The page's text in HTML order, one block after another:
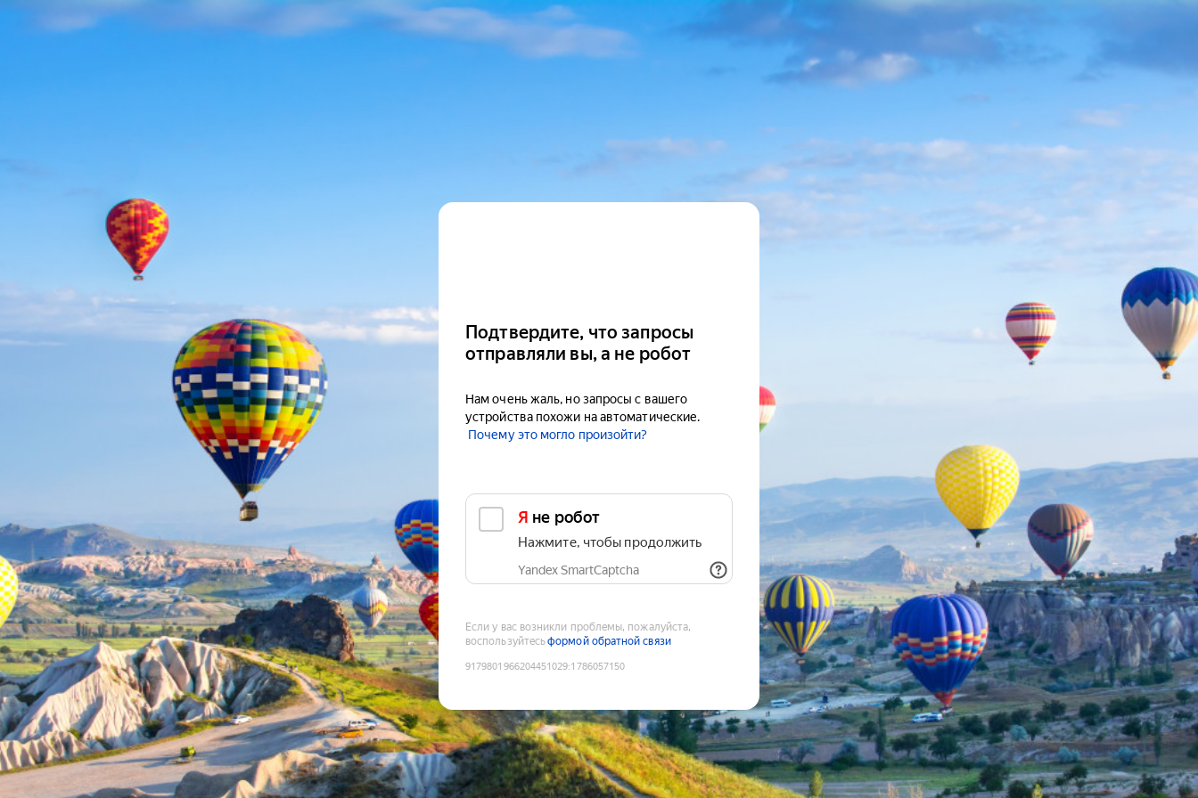
Подтвердите, что запросы
отправляли вы, а не робот
Нам очень жаль, но запросы с вашего
устройства похожи на автоматические.
Почему это могло произойти?
Я не робот
Нажмите, чтобы продолжить
Yandex SmartCaptcha
Если у вас возникли проблемы, пожалуйста,
воспользуйтесьформой обратной связи
9179801966204451029:1786057150